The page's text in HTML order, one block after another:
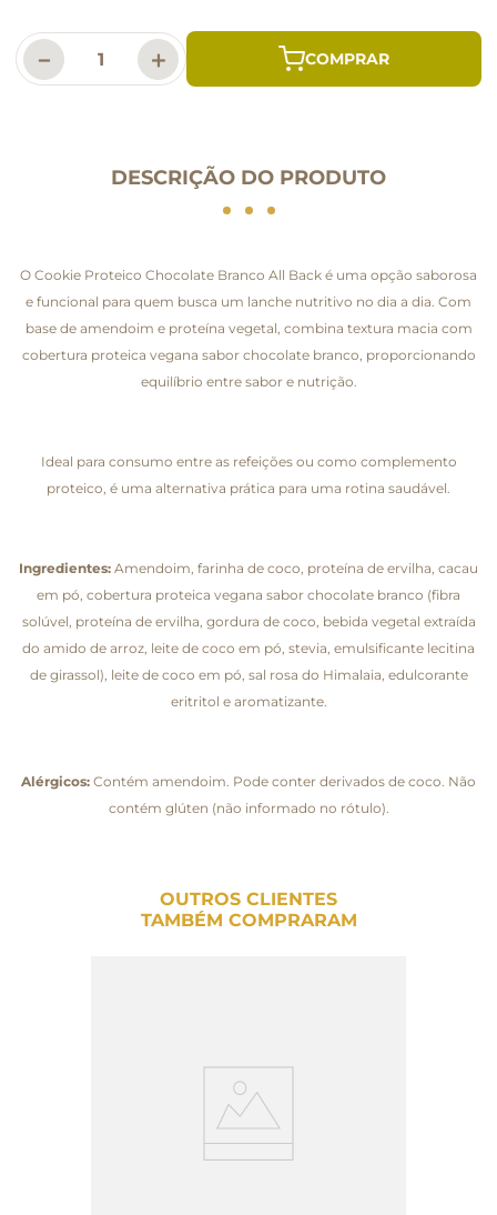
＋
－
DESCRIÇÃO DO PRODUTO
O Cookie Proteico Chocolate Branco All Back é uma opção saborosa
e funcional para quem busca um lanche nutritivo no dia a dia. Com
base de amendoim e proteína vegetal, combina textura macia com
cobertura proteica vegana sabor chocolate branco, proporcionando
equilíbrio entre sabor e nutrição.
Ideal para consumo entre as refeições ou como complemento
proteico, é uma alternativa prática para uma rotina saudável.
Ingredientes: Amendoim, farinha de coco, proteína de ervilha, cacau
em pó, cobertura proteica vegana sabor chocolate branco (fibra
solúvel, proteína de ervilha, gordura de coco, bebida vegetal extraída
do amido de arroz, leite de coco em pó, stevia, emulsificante lecitina
de girassol), leite de coco em pó, sal rosa do Himalaia, edulcorante
eritritol e aromatizante.
Alérgicos: Contém amendoim. Pode conter derivados de coco. Não
contém glúten (não informado no rótulo).
OUTROS CLIENTES
TAMBÉM COMPRARAM